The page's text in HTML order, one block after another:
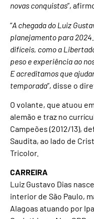
novas conquistas”,
“A chegada do Luiz
planejamento para
difíceis, como a
peso e experiência ao
E acreditamos que
temporada”, disse o
O volante, que atuou
alemão e traz no
Campeões (2012/13),
Saudita, ao lado de
Tricolor.
CARREIRA
Luiz Gustavo Dias
interior de São Paulo,
Alagoas atuando por